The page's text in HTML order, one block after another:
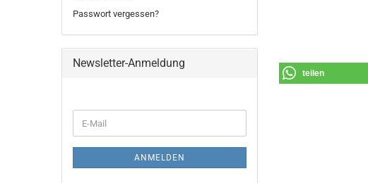
teilen
Passwort vergessen?
Newsletter-Anmeldung
ZUR
E-
Mail
ANMELDEN